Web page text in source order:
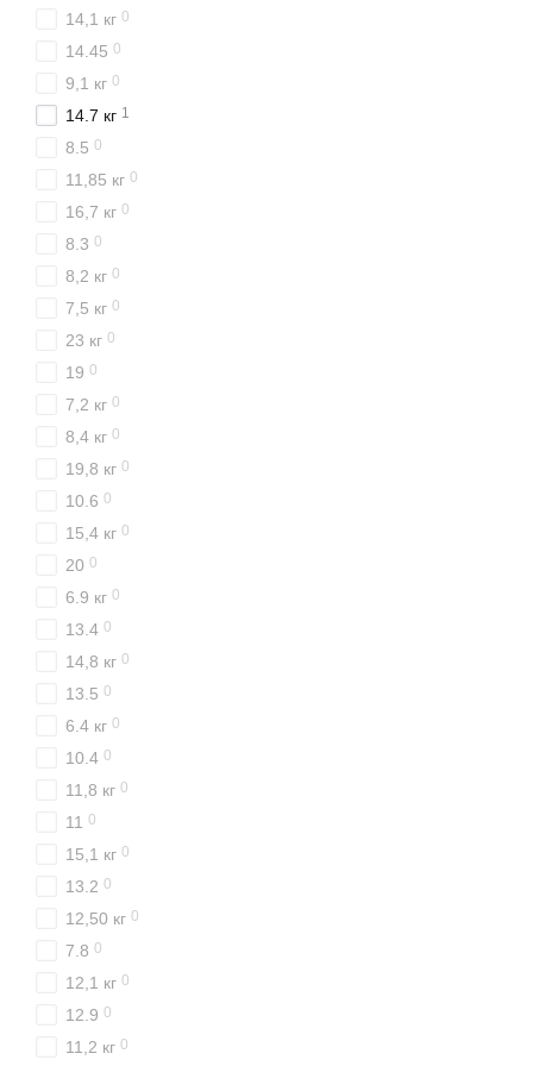
14,1 кг 0
14.45 0
9,1 кг 0
14.7 кг 1
8.5 0
11,85 кг 0
16,7 кг 0
8.3 0
8,2 кг 0
7,5 кг 0
23 кг 0
19 0
7,2 кг 0
8,4 кг 0
19,8 кг 0
10.6 0
15,4 кг 0
20 0
6.9 кг 0
13.4 0
14,8 кг 0
13.5 0
6.4 кг 0
10.4 0
11,8 кг 0
11 0
15,1 кг 0
13.2 0
12,50 кг 0
7.8 0
12,1 кг 0
12.9 0
11,2 кг 0